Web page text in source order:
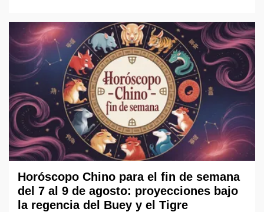
Horóscopo Chino para el fin de semana
del 7 al 9 de agosto: proyecciones bajo
la regencia del Buey y el Tigre